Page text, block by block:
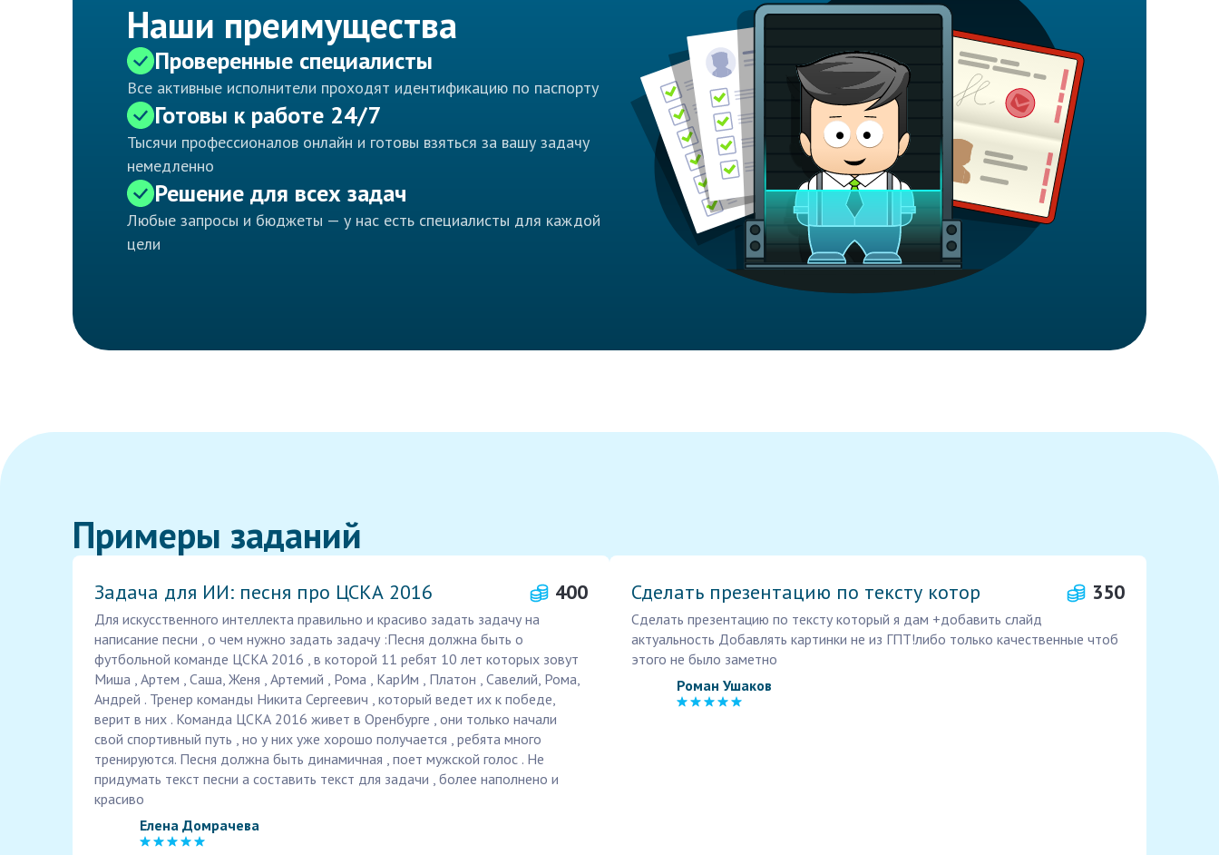
Наши преимущества
Проверенные специалисты
Все активные исполнители проходят идентификацию по паспорту
Готовы к работе 24/7
Тысячи профессионалов онлайн и готовы взяться за вашу задачу
немедленно
Решение для всех задач
Любые запросы и бюджеты — у нас есть специалисты для каждой
цели
Примеры заданий
Задача для ИИ: песня про ЦСКА 2016 400
Для искусственного интеллекта правильно и красиво задать задачу на
написание песни , о чем нужно задать задачу :Песня должна быть о
футбольной команде ЦСКА 2016 , в которой 11 ребят 10 лет которых зовут
Миша , Артем , Саша, Женя , Артемий , Рома , КарИм , Платон , Савелий, Рома,
Андрей . Тренер команды Никита Сергеевич , который ведет их к победе,
верит в них . Команда ЦСКА 2016 живет в Оренбурге , они только начали
свой спортивный путь , но у них уже хорошо получается , ребята много
тренируются. Песня должна быть динамичная , поет мужской голос . Не
придумать текст песни а составить текст для задачи , более наполнено и
красиво
Елена Домрачева
Сделать презентацию по тексту котор 350
Сделать презентацию по тексту который я дам +добавить слайд
актуальность Добавлять картинки не из ГПТ!либо только качественные чтоб
этого не было заметно
Роман Ушаков